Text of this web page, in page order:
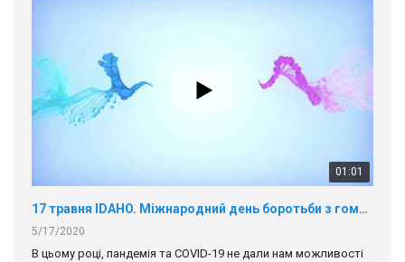
01:01
17 травня IDAHO. Міжнародний день боротьби з гомофобією трансфобією і біфобія.
5/17/2020
В цьому році, пандемія та COVІD-19 не дали нам можливості